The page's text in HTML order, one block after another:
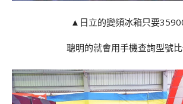
▲日立的變頻冰箱只要
聰明的就會用手機查詢型號比